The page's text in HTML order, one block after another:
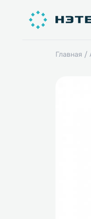
Главная